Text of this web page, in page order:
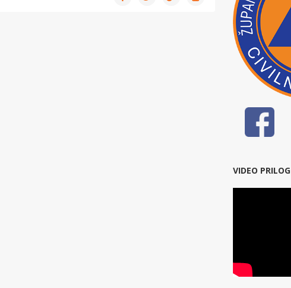
VIDEO PRILOG